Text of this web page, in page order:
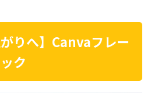
がりへ】Canvaフレー
ク